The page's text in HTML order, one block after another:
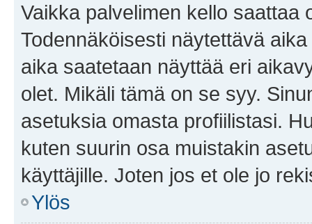
Vaikka palvelimen kello saattaa
Todennäköisesti näytettävä
aika saatetaan näyttää eri
olet. Mikäli tämä on se syy.
asetuksia omasta profiilistasi.
kuten suurin osa muistakin
käyttäjille. Joten jos et ole jo
Ylös